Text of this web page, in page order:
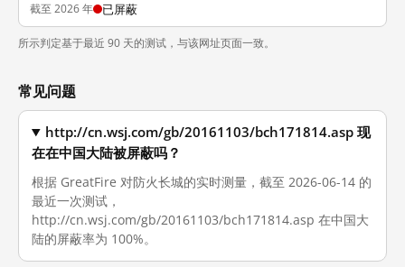
截至 2026 年 已屏蔽
所示判定基于最近 90 天的测试，与该网址页面一致。
常见问题
http://cn.wsj.com/gb/20161103/bch171814.asp 现
在在中国大陆被屏蔽吗？
根据 GreatFire 对防火长城的实时测量，截至 2026-06-14 的
最近一次测试，
http://cn.wsj.com/gb/20161103/bch171814.asp 在中国大
陆的屏蔽率为 100%。